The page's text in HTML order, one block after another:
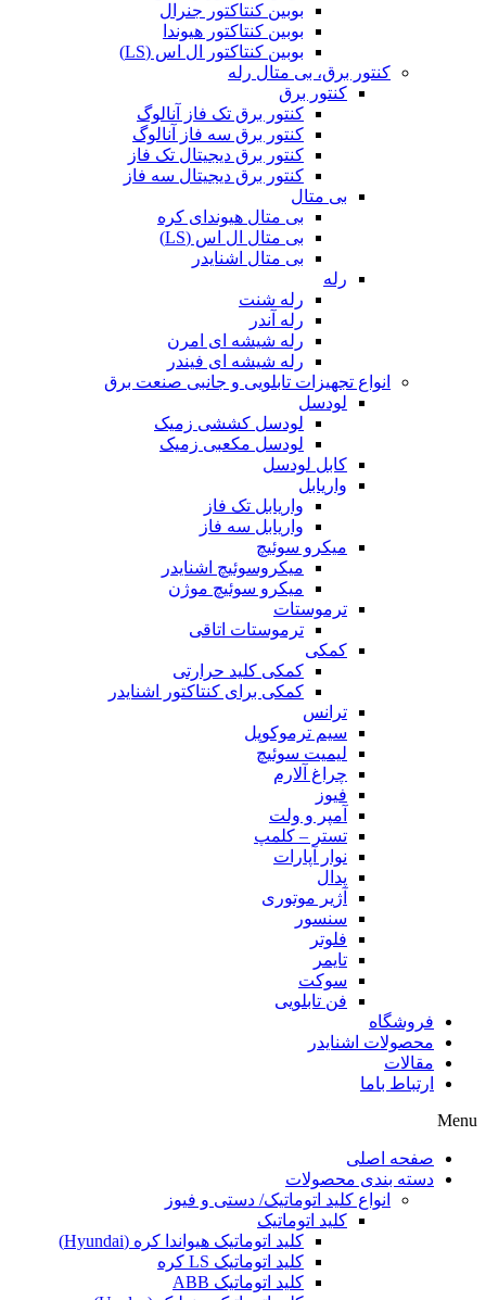
بوبین کنتاکتور جنرال
بوبین کنتاکتور هیوندا
بوبین کنتاکتور ال اس (LS)
کنتور برق، بی متال رله
کنتور برق
کنتور برق تک فاز آنالوگ
کنتور برق سه فاز آنالوگ
کنتور برق دیجیتال تک فاز
کنتور برق دیجیتال سه فاز
بی متال
بی متال هیوندای کره
بی متال ال اس (LS)
بی متال اشنایدر
رله
رله شنت
رله آندر
رله شیشه ای امرن
رله شیشه ای فیندر
انواع تجهیزات تابلویی و جانبی صنعت برق
لودسل
لودسل کششی زمیک
لودسل مکعبی زمیک
کابل لودسل
واریابل
واریابل تک فاز
واریابل سه فاز
میکرو سوئیچ
میکروسوئیچ اشنایدر
میکرو سوئیچ موژن
ترموستات
ترموستات اتاقی
کمکی
کمکی کلید حرارتی
کمکی برای کنتاکتور اشنایدر
ترانس
سیم ترموکوپل
لیمیت سوئیچ
چراغ آلارم
فیوز
آمپر و ولت
تستر – کلمپ
نوار آپارات
پدال
آژیر موتوری
سنسور
فلوتر
تایمر
سوکت
فن تابلویی
فروشگاه
محصولات اشنایدر
مقالات
ارتباط باما
Menu
صفحه اصلی
دسته بندی محصولات
انواع کلید اتوماتیک/ دستی و فیوز
کلید اتوماتیک
کلید اتوماتیک هیواندا کره (Hyundai)
کلید اتوماتیک LS کره
کلید اتوماتیک ABB